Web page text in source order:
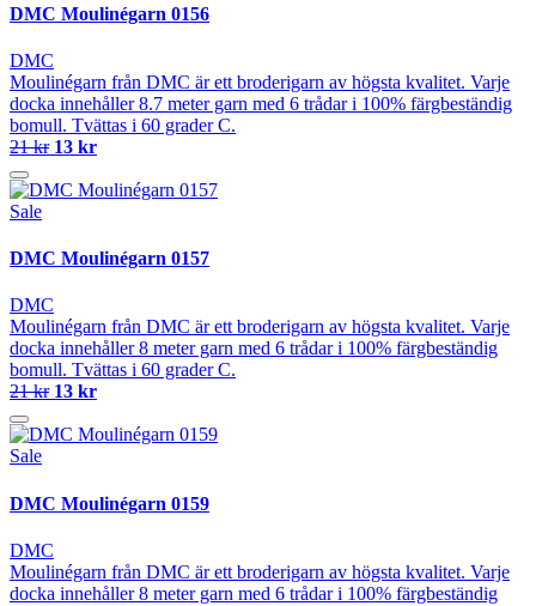
DMC Moulinégarn 0156
DMC
Moulinégarn från DMC är ett broderigarn av högsta kvalitet. Varje
docka innehåller 8.7 meter garn med 6 trådar i 100% färgbeständig
bomull. Tvättas i 60 grader C.
21 kr 13 kr
Sale
DMC Moulinégarn 0157
DMC
Moulinégarn från DMC är ett broderigarn av högsta kvalitet. Varje
docka innehåller 8 meter garn med 6 trådar i 100% färgbeständig
bomull. Tvättas i 60 grader C.
21 kr 13 kr
Sale
DMC Moulinégarn 0159
DMC
Moulinégarn från DMC är ett broderigarn av högsta kvalitet. Varje
docka innehåller 8 meter garn med 6 trådar i 100% färgbeständig